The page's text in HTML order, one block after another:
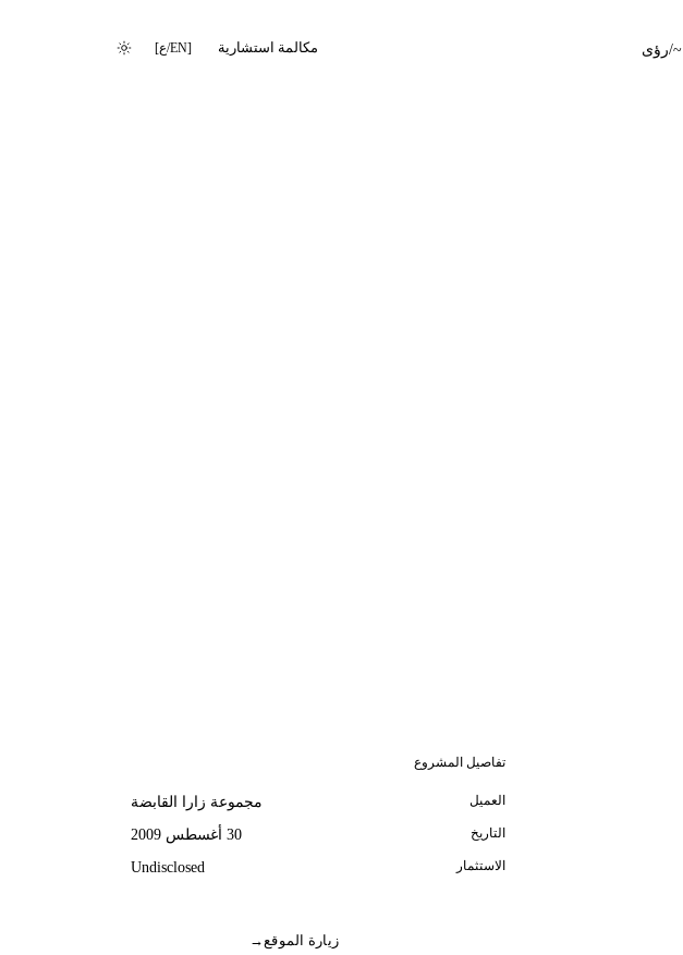
~/رؤى مكالمة استشارية [
EN
/ع]
تفاصيل المشروع
العميل مجموعة زارا القابضة
التاريخ 30 أغسطس 2009
الاستثمار Undisclosed
زيارة الموقع →